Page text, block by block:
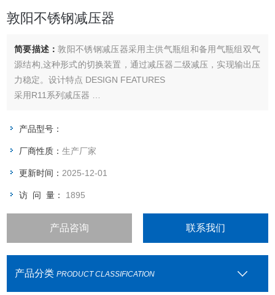
敦阳不锈钢减压器
简要描述：敦阳不锈钢减压器采用主供气瓶组和备用气瓶组双气
源结构,这种形式的切换装置，通过减压器二级减压，实现输出压
力稳定。设计特点 DESIGN FEATURES
采用R11系列减压器
进气管配置防逆阀
产品型号：
厂商性质：生产厂家
更新时间： 2025-12-01
访 问 量： 1895
产品咨询 联系我们
产品分类 PRODUCT CLASSIFICATION